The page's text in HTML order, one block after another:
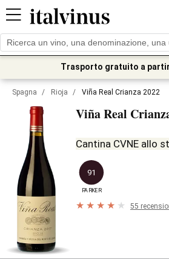
Trasporto gratuito a
Spagna / Rioja / Viña Real Crianza 2022
Viña Real
Cantina CVNE allo
91
PARKER
55